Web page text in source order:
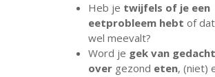
Heb je twijfels of je een
eetprobleem hebt of
wel meevalt?
Word je gek van
over gezond eten, (niet)